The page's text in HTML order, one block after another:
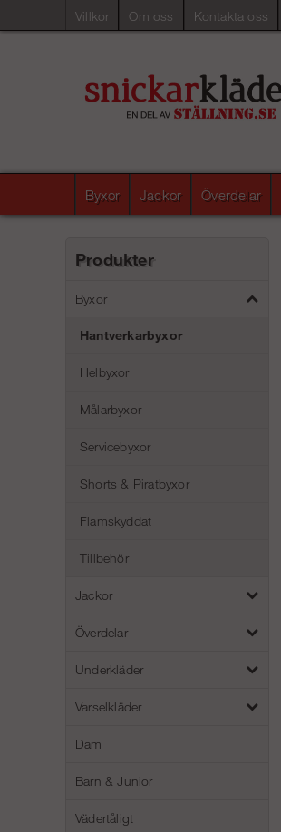
Villkor Om oss Kontakta oss
Byxor Jackor Överdelar
Produkter
Byxor
Hantverkarbyxor
Helbyxor
Målarbyxor
Servicebyxor
Shorts & Piratbyxor
Flamskyddat
Tillbehör
Jackor
Överdelar
Underkläder
Varselkläder
Dam
Barn & Junior
Vädertåligt